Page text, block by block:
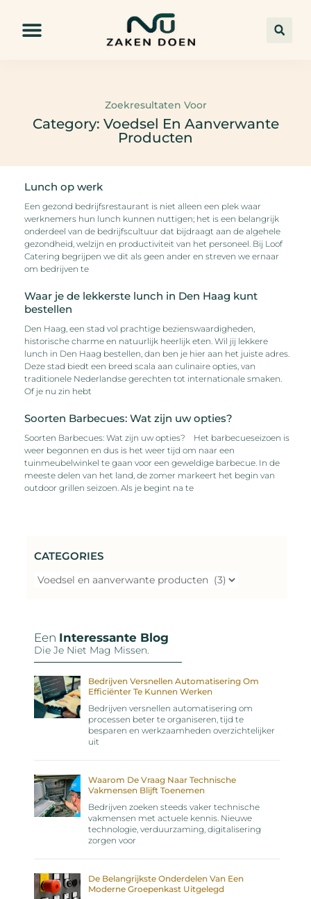
Zoekresultaten Voor
Category: Voedsel En Aanverwante
Producten
Lunch op werk
Een gezond bedrijfsrestaurant is niet alleen een plek waar
werknemers hun lunch kunnen nuttigen; het is een belangrijk
onderdeel van de bedrijfscultuur dat bijdraagt aan de algehele
gezondheid, welzijn en productiviteit van het personeel. Bij Loof
Catering begrijpen we dit als geen ander en streven we ernaar
om bedrijven te
Waar je de lekkerste lunch in Den Haag kunt
bestellen
Den Haag, een stad vol prachtige bezienswaardigheden,
historische charme en natuurlijk heerlijk eten. Wil jij lekkere
lunch in Den Haag bestellen, dan ben je hier aan het juiste adres.
Deze stad biedt een breed scala aan culinaire opties, van
traditionele Nederlandse gerechten tot internationale smaken.
Of je nu zin hebt
Soorten Barbecues: Wat zijn uw opties?
Soorten Barbecues: Wat zijn uw opties? ‍ Het barbecueseizoen is
weer begonnen en dus is het weer tijd om naar een
tuinmeubelwinkel te gaan voor een geweldige barbecue. In de
meeste delen van het land, de zomer markeert het begin van
outdoor grillen seizoen. Als je begint na te
CATEGORIES
Een Interessante Blog
Die Je Niet Mag Missen.
Bedrijven Versnellen Automatisering Om
Efficiënter Te Kunnen Werken
Bedrijven versnellen automatisering om
processen beter te organiseren, tijd te
besparen en werkzaamheden overzichtelijker
uit
Waarom De Vraag Naar Technische
Vakmensen Blijft Toenemen
Bedrijven zoeken steeds vaker technische
vakmensen met actuele kennis. Nieuwe
technologie, verduurzaming, digitalisering
zorgen voor
De Belangrijkste Onderdelen Van Een
Moderne Groepenkast Uitgelegd